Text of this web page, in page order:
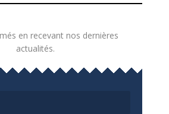
en recevant nos dernières
actualités.